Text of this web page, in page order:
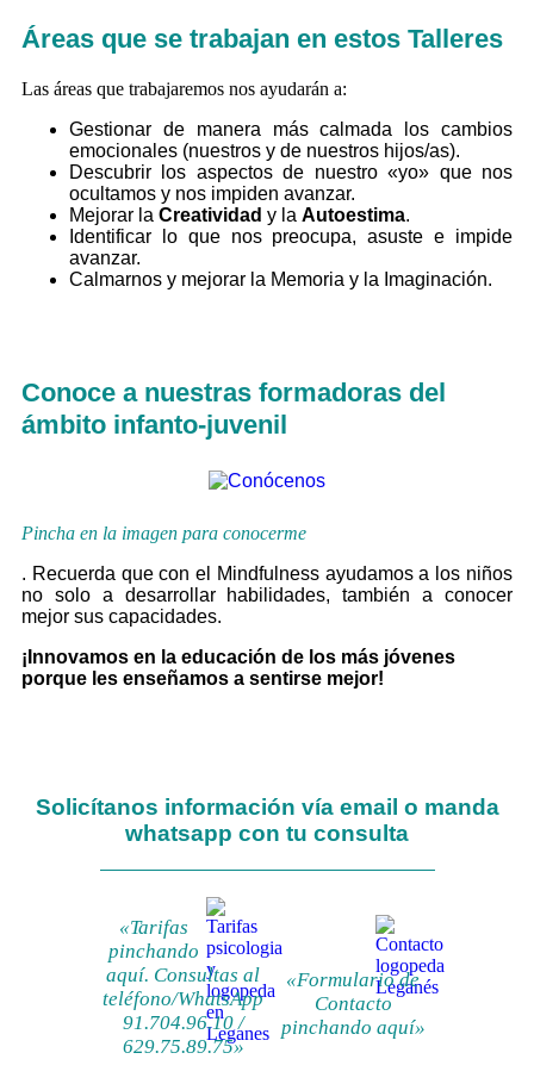
Áreas que se trabajan en estos Talleres
Las áreas que trabajaremos nos ayudarán a:
Gestionar de manera más calmada los cambios
emocionales (nuestros y de nuestros hijos/as).
Descubrir los aspectos de nuestro «yo» que nos
ocultamos y nos impiden avanzar.
Mejorar la Creatividad y la Autoestima.
Identificar lo que nos preocupa, asuste e impide
avanzar.
Calmarnos y mejorar la Memoria y la Imaginación.
Conoce a nuestras formadoras del
ámbito infanto-juvenil
Pincha en la imagen para conocerme
. Recuerda que con el Mindfulness ayudamos a los niños
no solo a desarrollar habilidades, también a conocer
mejor sus capacidades.
¡Innovamos en la educación de los más jóvenes
porque les enseñamos a sentirse mejor!
Solicítanos información vía email o manda
whatsapp con tu consulta
«Tarifas
pinchando
aquí. Consultas al
teléfono/WhatsApp
91.704.96.10 /
629.75.89.75»
«Formulario de
Contacto
pinchando aquí»